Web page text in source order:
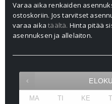
Varaa aika renkaiden
ostoskoriin. Jos tarvitset
varaa aikatäältä. Hinta pitää
asennuksen ja allelaiton.
MA TI KE